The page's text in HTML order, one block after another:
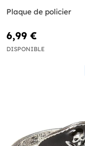
Plaque de policier
6,99 €
DISPONIBLE